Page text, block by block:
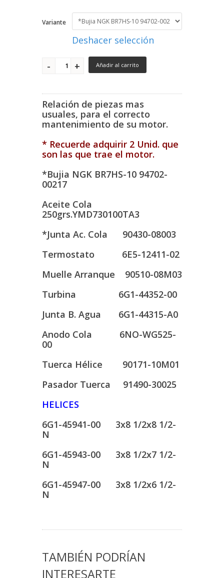
Variante
Deshacer selección
Añadir al carrito
Relación de piezas mas
usuales, para el correcto
mantenimiento de su motor.
* Recuerde adquirir 2 Unid. que
son las que trae el motor.
*Bujia NGK BR7HS-10 94702-
00217
Aceite Cola
250grs.YMD730100TA3
*Junta Ac. Cola 90430-08003
Termostato 6E5-12411-02
Muelle Arranque 90510-08M03
Turbina 6G1-44352-00
Junta B. Agua 6G1-44315-A0
Anodo Cola 6NO-WG525-
00
Tuerca Hélice 90171-10M01
Pasador Tuerca 91490-30025
HELICES
6G1-45941-00 3x8 1/2x8 1/2-
N
6G1-45943-00 3x8 1/2x7 1/2-
N
6G1-45947-00 3x8 1/2x6 1/2-
N
TAMBIÉN PODRÍAN
INTERESARTE